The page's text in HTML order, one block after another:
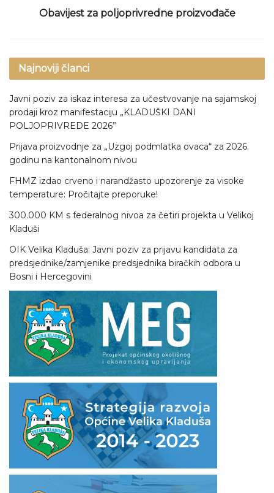
Obavijest za poljoprivredne proizvođače
Najnoviji članci
Javni poziv za iskaz interesa za učestvovanje na sajamskoj
prodaji kroz manifestaciju „KLADUŠKI DANI
POLJOPRIVREDE 2026”
Prijava proizvodnje za „Uzgoj podmlatka ovaca“ za 2026.
godinu na kantonalnom nivou
FHMZ izdao crveno i narandžasto upozorenje za visoke
temperature: Pročitajte preporuke!
300.000 KM s federalnog nivoa za četiri projekta u Velikoj
Kladuši
OIK Velika Kladuša: Javni poziv za prijavu kandidata za
predsjednike/zamjenike predsjednika biračkih odbora u
Bosni i Hercegovini